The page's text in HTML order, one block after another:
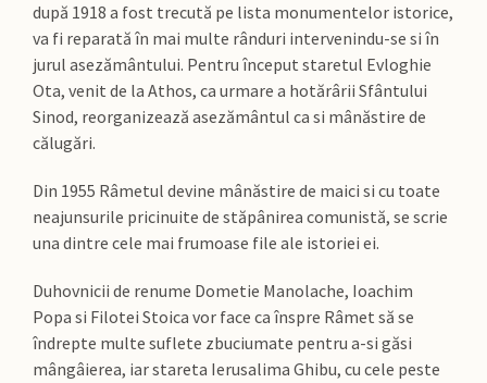
după 1918 a fost trecută pe lista monumentelor istorice,
va fi reparată în mai multe rânduri intervenindu-se si în
jurul asezământului. Pentru început staretul Evloghie
Ota, venit de la Athos, ca urmare a hotărârii Sfântului
Sinod, reorganizează asezământul ca si mânăstire de
călugări.
Din 1955 Râmetul devine mânăstire de maici si cu toate
neajunsurile pricinuite de stăpânirea comunistă, se scrie
una dintre cele mai frumoase file ale istoriei ei.
Duhovnicii de renume Dometie Manolache, Ioachim
Popa si Filotei Stoica vor face ca înspre Râmet să se
îndrepte multe suflete zbuciumate pentru a-si găsi
mângâierea, iar stareta Ierusalima Ghibu, cu cele peste